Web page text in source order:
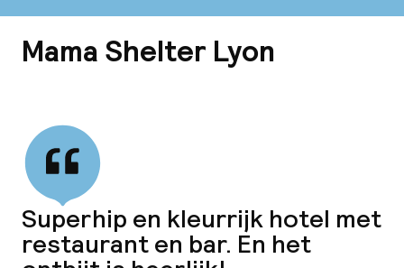
Mama Shelter Lyon
Superhip en kleurrijk hotel met
restaurant en bar. En het